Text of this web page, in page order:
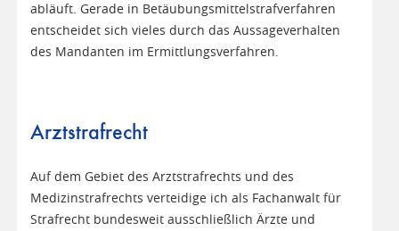
abläuft. Gerade in Betäubungsmittelstrafverfahren
entscheidet sich vieles durch das Aussageverhalten
des Mandanten im Ermittlungsverfahren.
Arztstrafrecht
Auf dem Gebiet des Arztstrafrechts und des
Medizinstrafrechts verteidige ich als Fachanwalt für
Strafrecht bundesweit ausschließlich Ärzte und